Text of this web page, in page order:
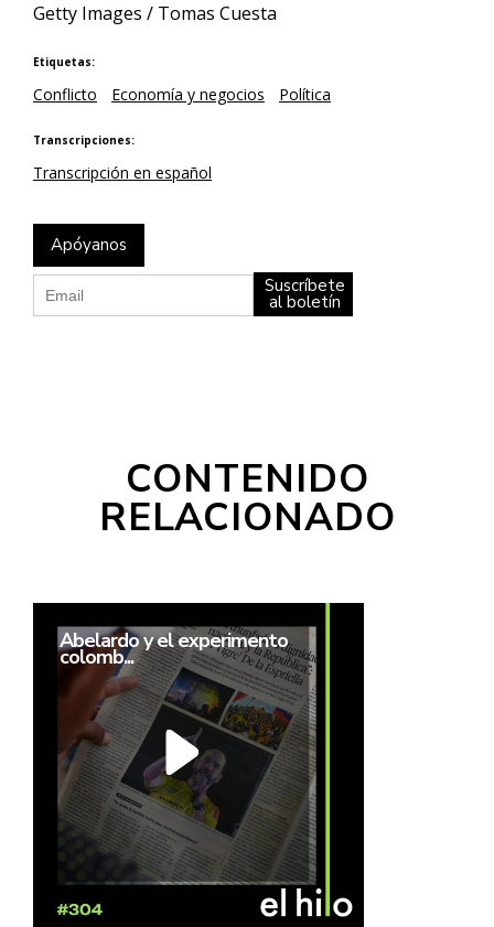
Getty Images / Tomas Cuesta
Etiquetas:
Conflicto Economía y negocios Política
Transcripciones:
Transcripción en español
Apóyanos
Suscríbete
al boletín
CONTENIDO
RELACIONADO
Abelardo y el experimento
colomb...